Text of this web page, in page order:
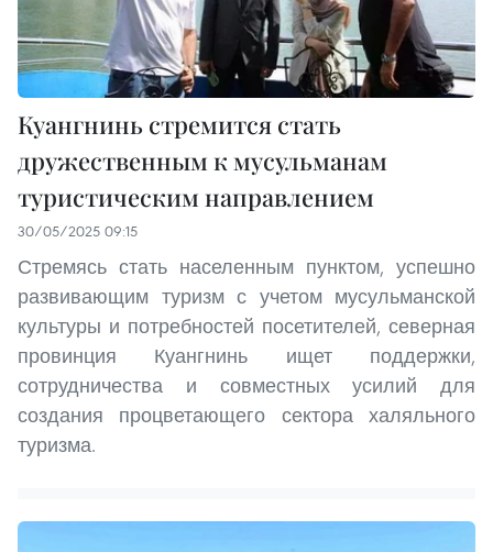
Куангнинь стремится стать
дружественным к мусульманам
туристическим направлением
30/05/2025 09:15
Стремясь стать населенным пунктом, успешно
развивающим туризм с учетом мусульманской
культуры и потребностей посетителей, северная
провинция Куангнинь ищет поддержки,
сотрудничества и совместных усилий для
создания процветающего сектора халяльного
туризма.